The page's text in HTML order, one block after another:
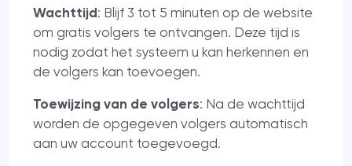
Wachttijd : Blijf 3 tot 5 minuten op de website
om gratis volgers te ontvangen. Deze tijd is
nodig zodat het systeem u kan herkennen en
de volgers kan toevoegen.
Toewijzing van de volgers: Na de wachttijd
worden de opgegeven volgers automatisch
aan uw account toegevoegd.